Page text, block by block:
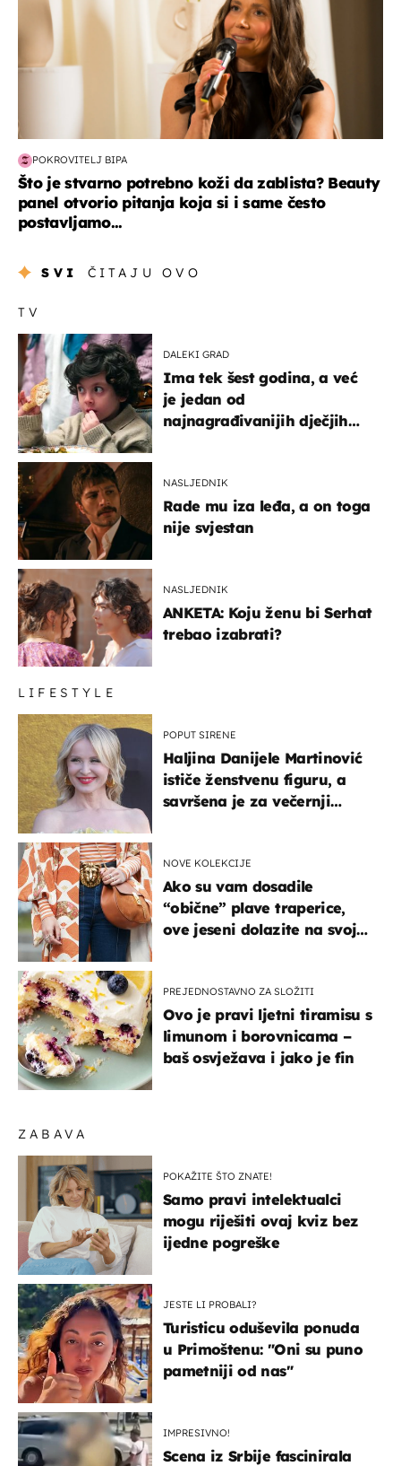
POKROVITELJ BIPA
Što je stvarno potrebno koži da zablista? Beauty
panel otvorio pitanja koja si i same često
postavljamo...
SVI ČITAJU OVO
ZABAVA
POKAŽITE ŠTO ZNATE!
Samo pravi intelektualci
mogu riješiti ovaj kviz bez
ijedne pogreške
JESTE LI PROBALI?
Turisticu oduševila ponuda
u Primoštenu: "Oni su puno
pametniji od nas"
IMPRESIVNO!
Scena iz Srbije fascinirala
TV
DALEKI GRAD
Ima tek šest godina, a već
je jedan od
najnagrađivanijih dječjih
NASLJEDNIK
Rade mu iza leđa, a on toga
nije svjestan
NASLJEDNIK
ANKETA: Koju ženu bi Serhat
trebao izabrati?
LIFESTYLE
POPUT SIRENE
Haljina Danijele Martinović
ističe ženstvenu figuru, a
savršena je za večernji
NOVE KOLEKCIJE
Ako su vam dosadile
“obične” plave traperice,
ove jeseni dolazite na svoje
PREJEDNOSTAVNO ZA SLOŽITI
Ovo je pravi ljetni tiramisu s
limunom i borovnicama –
baš osvježava i jako je fin